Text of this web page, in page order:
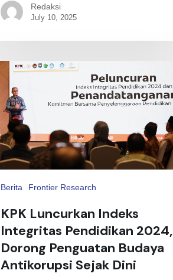
Redaksi
July 10, 2025
Berita Frontier Research
KPK Luncurkan Indeks
Integritas Pendidikan 2024,
Dorong Penguatan Budaya
Antikorupsi Sejak Dini